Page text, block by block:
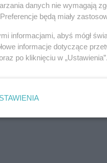
danych nie wymagają
będą miały
informacjami, abyś mógł
informacje dotyczące
po kliknięciu w „Ustawienia”.